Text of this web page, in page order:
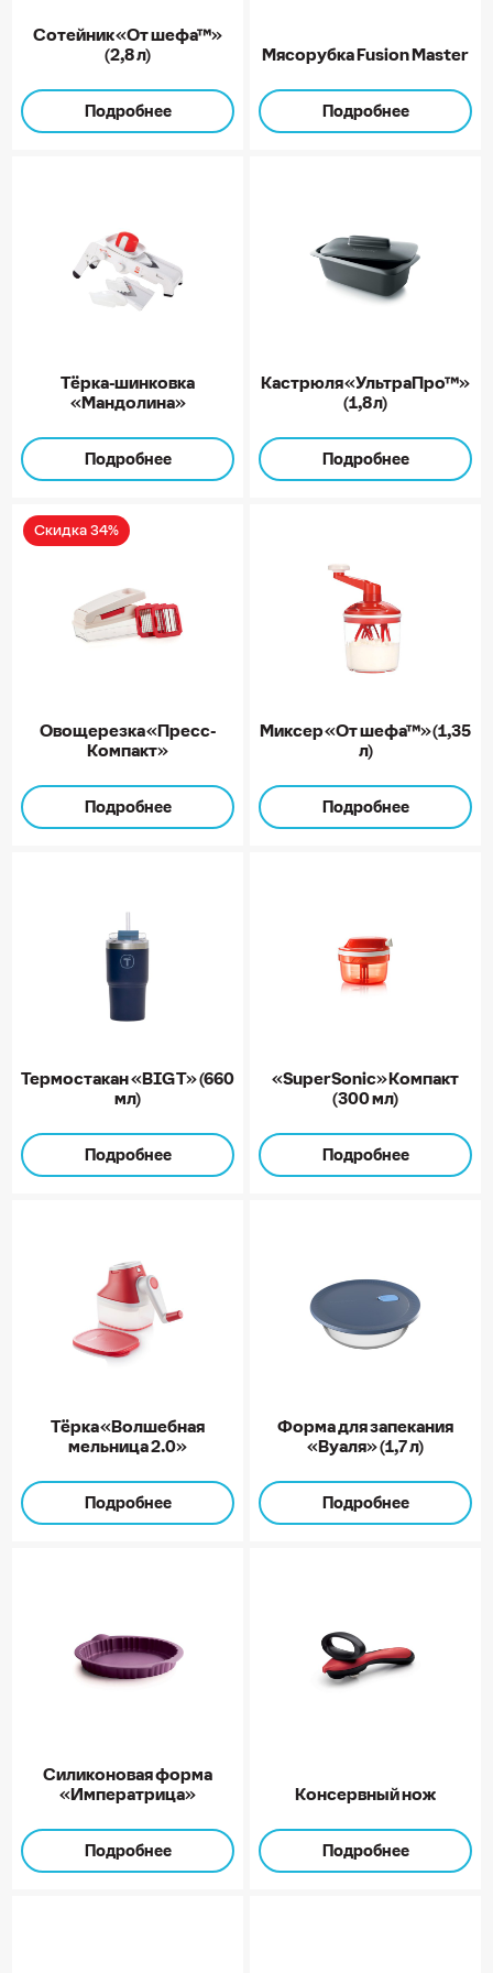
Сотейник «От шефа™»
(2,8 л)
Подробнее
Мясорубка Fusion Master
Подробнее
Тёрка-шинковка
«Мандолина»
Подробнее
Кастрюля «УльтраПро™»
(1,8 л)
Подробнее
Скидка 34%
Овощерезка «Пресс-
Компакт»
Подробнее
Миксер «От шефа™» (1,35
л)
Подробнее
Термостакан «BIG Т» (660
мл)
Подробнее
«SuperSonic» Компакт
(300 мл)
Подробнее
Тёрка «Волшебная
мельница 2.0»
Подробнее
Форма для запекания
«Вуаля» (1,7 л)
Подробнее
Силиконовая форма
«Императрица»
Подробнее
Консервный нож
Подробнее